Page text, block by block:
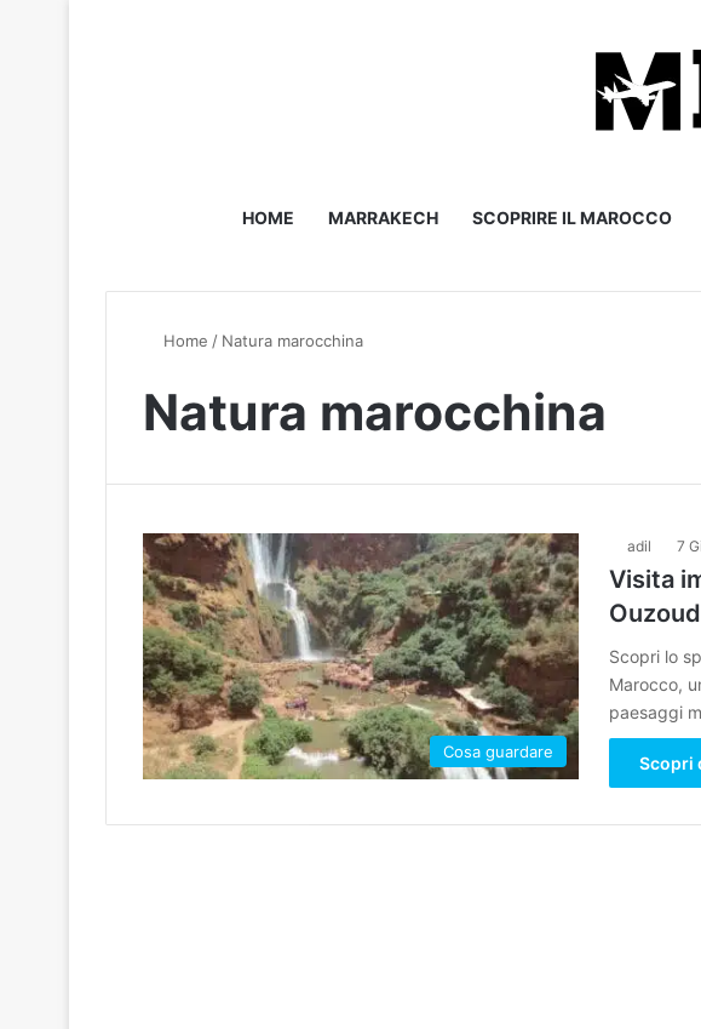
HOME MARRAKECH SCOPRIRE IL MAROCCO
Home / Natura marocchina
Natura marocchina
Cosa guardare
adil 7
Visita
Scopri lo
Marocco,
paesaggi
Scopri